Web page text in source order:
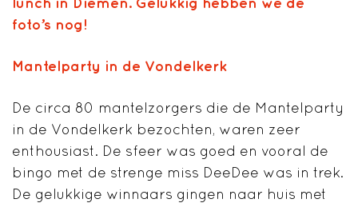
foto’s nog!
Mantelparty in de Vondelkerk
De circa 80 mantelzorgers die de Mantelparty
in de Vondelkerk bezochten, waren zeer
enthousiast. De sfeer was goed en vooral de
bingo met de strenge miss DeeDee was in trek.
De gelukkige winnaars gingen naar huis met